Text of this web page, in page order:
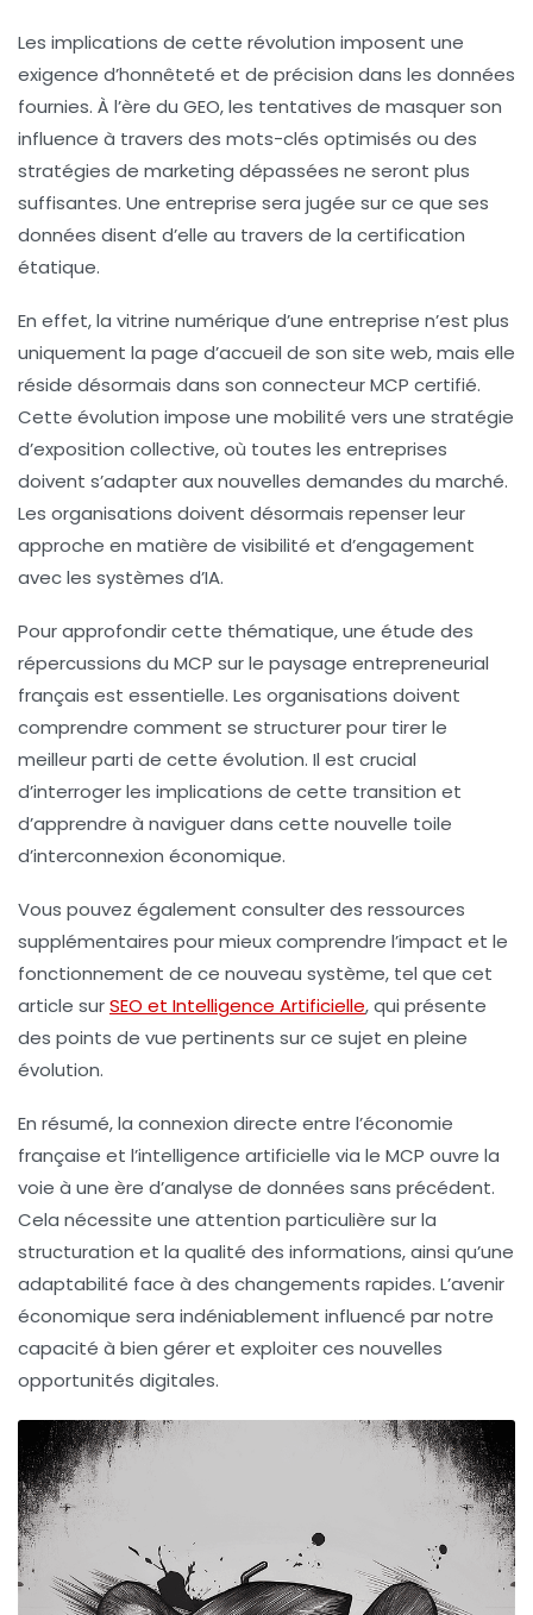
Les implications de cette révolution imposent une
exigence d’honnêteté et de précision dans les données
fournies. À l’ère du GEO, les tentatives de masquer son
influence à travers des mots-clés optimisés ou des
stratégies de marketing dépassées ne seront plus
suffisantes. Une entreprise sera jugée sur ce que ses
données disent d’elle au travers de la certification
étatique.
En effet, la vitrine numérique d’une entreprise n’est plus
uniquement la page d’accueil de son site web, mais elle
réside désormais dans son connecteur MCP certifié.
Cette évolution impose une mobilité vers une stratégie
d’exposition collective, où toutes les entreprises
doivent s’adapter aux nouvelles demandes du marché.
Les organisations doivent désormais repenser leur
approche en matière de visibilité et d’engagement
avec les systèmes d’IA.
Pour approfondir cette thématique, une étude des
répercussions du MCP sur le paysage entrepreneurial
français est essentielle. Les organisations doivent
comprendre comment se structurer pour tirer le
meilleur parti de cette évolution. Il est crucial
d’interroger les implications de cette transition et
d’apprendre à naviguer dans cette nouvelle toile
d’interconnexion économique.
Vous pouvez également consulter des ressources
supplémentaires pour mieux comprendre l’impact et le
fonctionnement de ce nouveau système, tel que cet
article surSEO et Intelligence Artificielle, qui présente
des points de vue pertinents sur ce sujet en pleine
évolution.
En résumé, la connexion directe entre l’économie
française et l’intelligence artificielle via le MCP ouvre la
voie à une ère d’analyse de données sans précédent.
Cela nécessite une attention particulière sur la
structuration et la qualité des informations, ainsi qu’une
adaptabilité face à des changements rapides. L’avenir
économique sera indéniablement influencé par notre
capacité à bien gérer et exploiter ces nouvelles
opportunités digitales.